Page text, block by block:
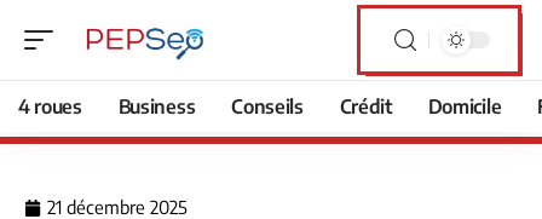
4 roues Business Conseils Crédit Domicile
21 décembre 2025